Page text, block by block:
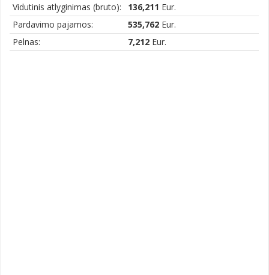
Vidutinis atlyginimas (bruto):
136,211 Eur.
Pardavimo pajamos:
535,762 Eur.
Pelnas:
7,212 Eur.